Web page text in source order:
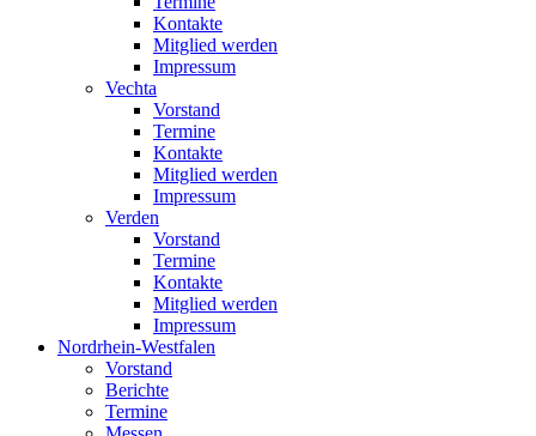
Kontakte
Mitglied werden
Impressum
Vechta
Vorstand
Termine
Kontakte
Mitglied werden
Impressum
Verden
Vorstand
Termine
Kontakte
Mitglied werden
Impressum
Nordrhein-Westfalen
Vorstand
Berichte
Termine